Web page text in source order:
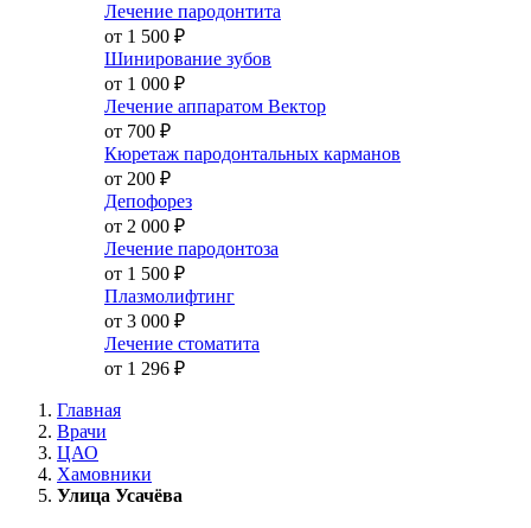
Лечение пародонтита
от 1 500 ₽
Шинирование зубов
от 1 000 ₽
Лечение аппаратом Вектор
от 700 ₽
Кюретаж пародонтальных карманов
от 200 ₽
Депофорез
от 2 000 ₽
Лечение пародонтоза
от 1 500 ₽
Плазмолифтинг
от 3 000 ₽
Лечение стоматита
от 1 296 ₽
Главная
Врачи
ЦАО
Хамовники
Улица Усачёва